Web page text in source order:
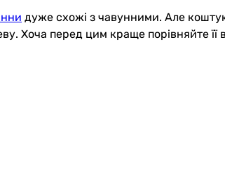
дуже схожі з чавунними. Але
Хоча перед цим краще порівняйте